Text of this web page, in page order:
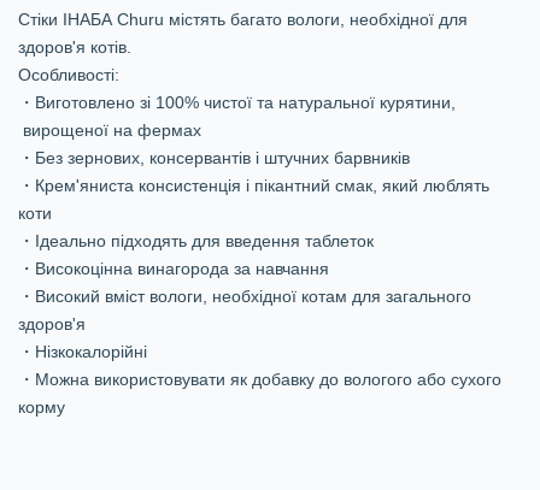
Стіки ІНАБА Churu містять багато вологи, необхідної для
здоров'я котів.
Особливості:
・Виготовлено зі 100% чистої та натуральної курятини,
вирощеної на фермах
・Без зернових, консервантів і штучних барвників
・Крем'яниста консистенція і пікантний смак, який люблять
коти
・Ідеально підходять для введення таблеток
・Високоцінна винагорода за навчання
・Високий вміст вологи, необхідної котам для загального
здоров'я
・Нізкокалорійні
・Можна використовувати як добавку до вологого або сухого
корму